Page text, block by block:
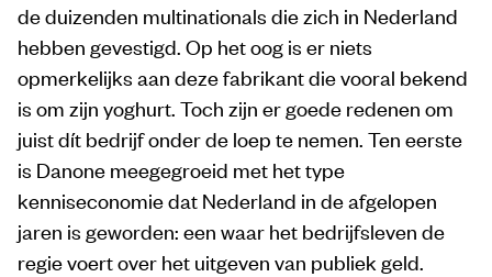
de duizenden multinationals die zich in Nederland
hebben gevestigd. Op het oog is er niets
opmerkelijks aan deze fabrikant die vooral bekend
is om zijn yoghurt. Toch zijn er goede redenen om
juist dít bedrijf onder de loep te nemen. Ten eerste
is Danone meegegroeid met het type
kenniseconomie dat Nederland in de afgelopen
jaren is geworden: een waar het bedrijfsleven de
regie voert over het uitgeven van publiek geld.